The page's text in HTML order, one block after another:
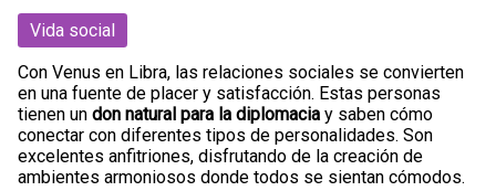
Vida social
Con Venus en Libra, las relaciones sociales se convierten
en una fuente de placer y satisfacción. Estas personas
tienen un don natural para la diplomacia y saben cómo
conectar con diferentes tipos de personalidades. Son
excelentes anfitriones, disfrutando de la creación de
ambientes armoniosos donde todos se sientan cómodos.